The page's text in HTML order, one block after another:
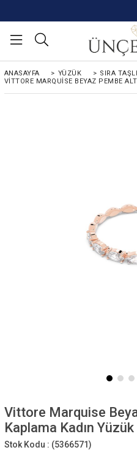
ANASAYFA > YÜZÜK > SIRA
VITTORE MARQUISE BEYAZ PEMBE
Vittore Marquise
Kaplama Kadın Yüzük
Stok Kodu : (5366571)